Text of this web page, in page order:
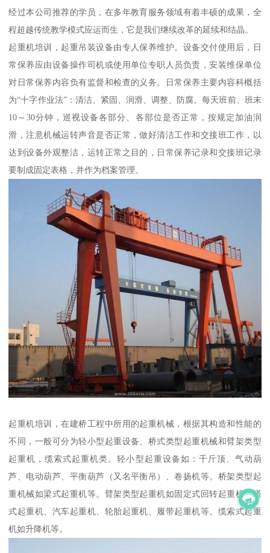
经过本公司推荐的学员，在多年教育服务领域有着丰硕的成果，全
程超越传统教学模式应运而生，它是我们继续改革的延续和结晶。
起重机培训，起重吊装设备由专人保养维护。设备交付使用后，日
常保养应由设备操作司机或使用单位专职人员负责，安装维保单位
对日常保养内容负有监督和检查的义务。日常保养主要内容科概括
为“十字作业法”：清洁、紧固、润滑、调整、防腐。每天班前、班末
10～30分钟，巡视设备各部分、各部位是否正常，按规定加油润
滑，注意机械运转声音是否正常，做好清洁工作和交接班工作，以
达到设备外观整洁，运转正常之目的，日常保养记录和交接班记录
要制成固定表格，并作为档案管理。
起重机培训，在建桥工程中所用的起重机械，根据其构造和性能的
不同，一般可分为轻小型起重设备、桥式类型起重机械和臂架类型
起重机，缆索式起重机类。轻小型起重设备如：千斤顶、气动葫
芦、电动葫芦、平衡葫芦（又名平衡吊）、卷扬机等。桥架类型起
重机械如梁式起重机等。臂架类型起重机如固定式回转起重机、塔
式起重机、汽车起重机、轮胎起重机、履带起重机等。缆索式起重
机如升降机等。